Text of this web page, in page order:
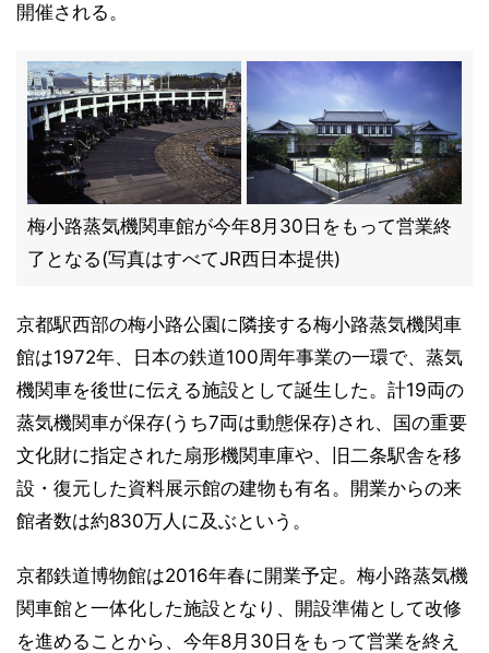
開催される。
梅小路蒸気機関車館が今年8月30日をもって営業終
了となる(写真はすべてJR西日本提供)
京都駅西部の梅小路公園に隣接する梅小路蒸気機関車
館は1972年、日本の鉄道100周年事業の一環で、蒸気
機関車を後世に伝える施設として誕生した。計19両の
蒸気機関車が保存(うち7両は動態保存)され、国の重要
文化財に指定された扇形機関車庫や、旧二条駅舎を移
設・復元した資料展示館の建物も有名。開業からの来
館者数は約830万人に及ぶという。
京都鉄道博物館は2016年春に開業予定。梅小路蒸気機
関車館と一体化した施設となり、開設準備として改修
を進めることから、今年8月30日をもって営業を終え